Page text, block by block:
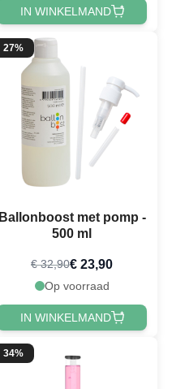
IN WINKELMAND
27%
Ballonboost met pomp -
500 ml
€ 32,90€ 23,90
Op voorraad
IN WINKELMAND
34%